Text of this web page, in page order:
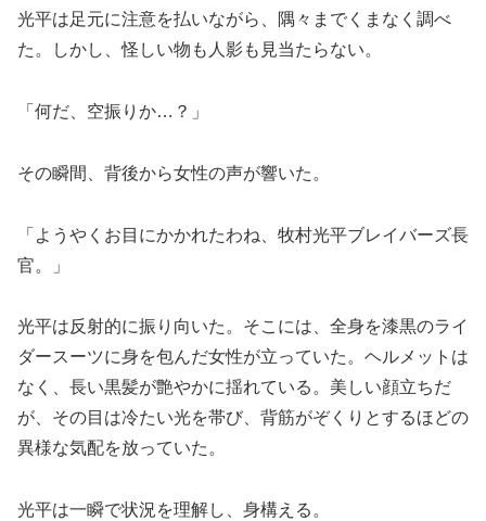
光平は足元に注意を払いながら、隅々までくまなく調べ
た。しかし、怪しい物も人影も見当たらない。
「何だ、空振りか…？」
その瞬間、背後から女性の声が響いた。
「ようやくお目にかかれたわね、牧村光平ブレイバーズ長
官。」
光平は反射的に振り向いた。そこには、全身を漆黒のライ
ダースーツに身を包んだ女性が立っていた。ヘルメットは
なく、長い黒髪が艶やかに揺れている。美しい顔立ちだ
が、その目は冷たい光を帯び、背筋がぞくりとするほどの
異様な気配を放っていた。
光平は一瞬で状況を理解し、身構える。